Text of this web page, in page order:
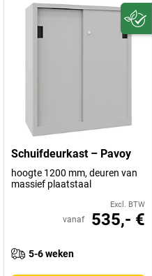
Schuifdeurkast – Pavoy
hoogte 1200 mm, deuren van
massief plaatstaal
Excl. BTW
vanaf 535,- €
5-6 weken